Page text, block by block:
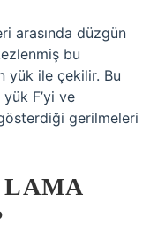
arasında düzgün
bu
yük ile çekilir. Bu
F’yi ve
gerilmeleri
LAMA